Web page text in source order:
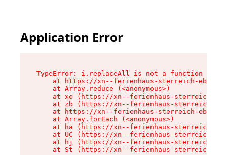
Application Error
TypeError: i.replaceAll is not a function
at https://xn--ferienhaus-sterreich-
    at Array.reduce (<anonymous>)
at xe (https://xn--ferienhaus-sterreich-
at zb (https://xn--ferienhaus-sterreich-
at https://xn--ferienhaus-sterreich-
    at Array.forEach (<anonymous>)
at ha (https://xn--ferienhaus-sterreich-
at UC (https://xn--ferienhaus-sterreich-
at hj (https://xn--ferienhaus-sterreich-
at St (https://xn--ferienhaus-sterreich-